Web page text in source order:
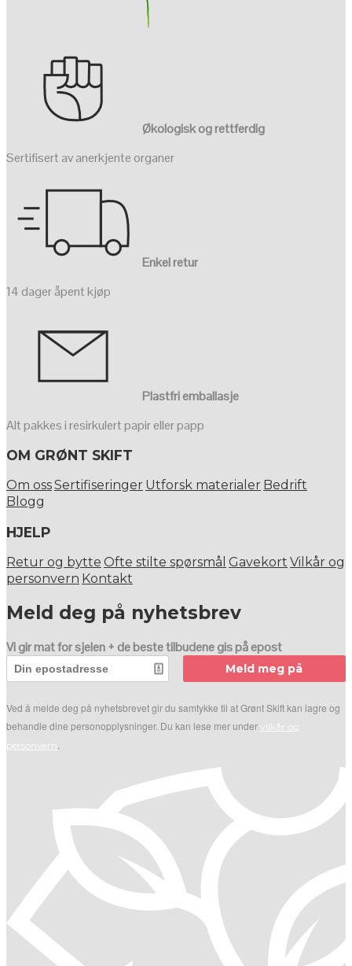
Økologisk og rettferdig
Sertifisert av anerkjente organer
Enkel retur
14 dager åpent kjøp
Plastfri emballasje
Alt pakkes i resirkulert papir eller papp
OM GRØNT SKIFT
Om ossSertifiseringer Utforsk materialer Bedrift
Blogg
HJELP
Retur og bytte Ofte stilte spørsmål Gavekort Vilkår og
personvern Kontakt
Meld deg på nyhetsbrev
Vi gir mat for sjelen + de beste tilbudene gis på epost
Meld meg på
Ved å melde deg på nyhetsbrevet gir du samtykke til at Grønt Skift kan lagre og
behandle dine personopplysninger. Du kan lese mer under vilkår og
personvern.